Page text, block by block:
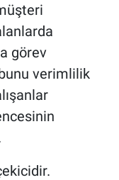
görev
verimlilik